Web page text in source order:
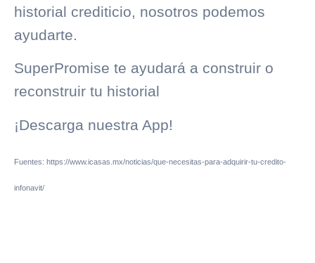
historial crediticio, nosotros podemos
ayudarte.
SuperPromise te ayudará a construir o
reconstruir tu historial
¡Descarga nuestra App!
Fuentes: https://www.icasas.mx/noticias/que-necesitas-para-adquirir-tu-credito-
infonavit/